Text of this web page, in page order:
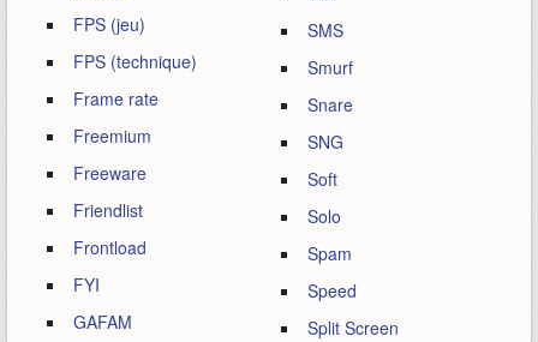
FPS (jeu)
FPS (technique)
Frame rate
Freemium
Freeware
Friendlist
Frontload
FYI
GAFAM
SMS
Smurf
Snare
SNG
Soft
Solo
Spam
Speed
Split Screen